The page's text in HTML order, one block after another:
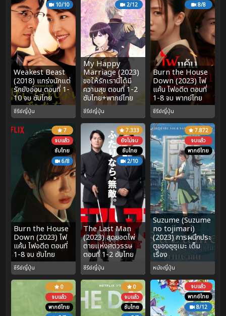
10/10
Weakest Beast
(2018) แกร่งนักแต่
รักยังอ่อน ตอนที่ 1-
10 จบ ซับไทย
ซีรีย์ญี่ปุ่น
2/12
My Happy
Marriage (2023)
ขอให้รักเรานี้ได้มี
ความสุข ตอนที่ 1-2
ซับไทย+พากย์ไทย
ซีรีย์ญี่ปุ่น
8/8
Burn the House
Down (2023) ไฟ
แค้น ไฟอดีต ตอนที่
1-8 จบ พากย์ไทย
ซีรีย์ญี่ปุ่น
7
จบแล้ว
ซับไทย
6/8
Burn the House
Down (2023) ไฟ
แค้น ไฟอดีต ตอนที่
1-8 จบ ซับไทย
ซีรีย์ญี่ปุ่น
7.333
ยังไม่จบ
ซับไทย
2/10
The Last Man
(2023) สุดยอดไพ่
ตายแห่งศตวรรษ
ตอนที่ 1-2 ซับไทย
ซีรีย์ญี่ปุ่น
7.872
จบแล้ว
พากย์ไทย
Suzume (Suzume
no tojimari)
(2023) การผนึกประ
ตูของซุซุเมะ เต็ม
เรื่อง
หนังญี่ปุ่น
0
จบแล้ว
พากย์ไทย
0
จบแล้ว
ซับไทย
จบแล้ว
พากย์ไทย
8/12